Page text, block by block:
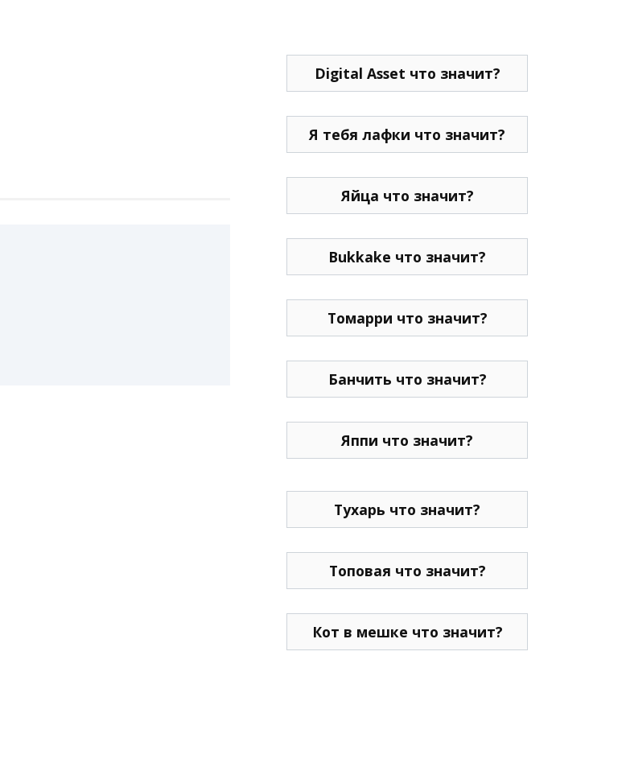
Digital Asset что значит?
Я тебя лафки что значит?
Яйца что значит?
Bukkake что значит?
Томарри что значит?
Банчить что значит?
Яппи что значит?
Тухарь что значит?
Топовая что значит?
Кот в мешке что значит?